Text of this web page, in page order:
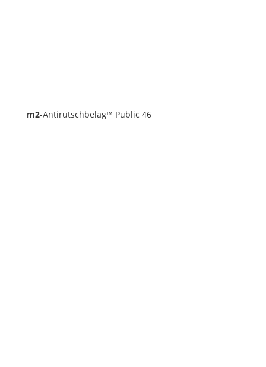
m2-Antirutschbelag™ Public 46